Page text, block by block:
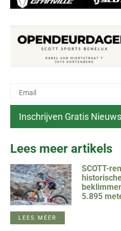
Lees meer artikels
SCOTT-
5.895
LEES MEER